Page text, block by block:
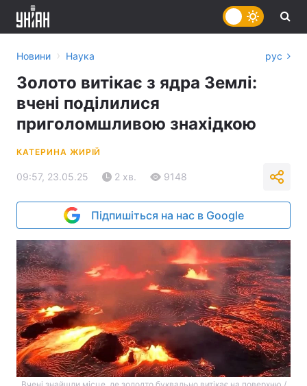
Новини › Наука рус
Золото витікає з ядра Землі:
вчені поділилися
приголомшливою знахідкою
КАТЕРИНА ЖИРІЙ
09:57, 23.05.25 2 хв. 9148
Підпишіться на нас в Google